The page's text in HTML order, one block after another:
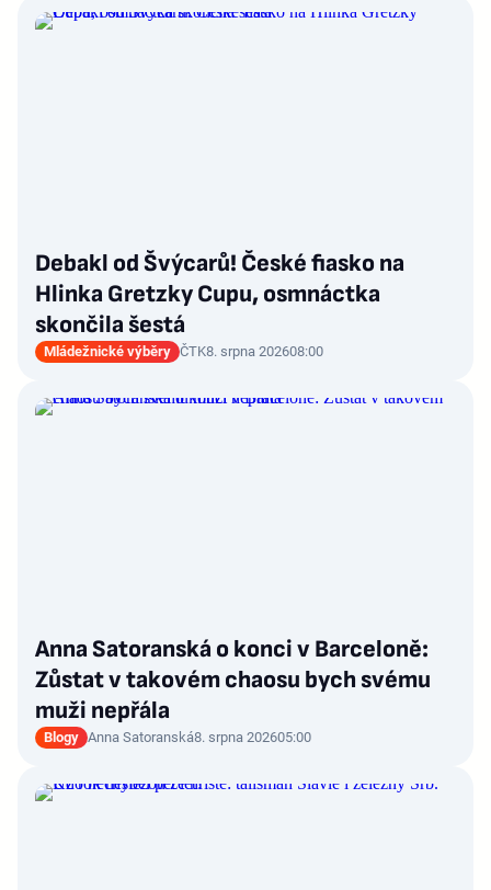
Debakl od Švýcarů! České fiasko na
Hlinka Gretzky Cupu, osmnáctka
skončila šestá
Mládežnické výběry ČTK8. srpna 202608:00
Anna Satoranská o konci v Barceloně:
Zůstat v takovém chaosu bych svému
muži nepřála
Blogy Anna Satoranská8. srpna 202605:00